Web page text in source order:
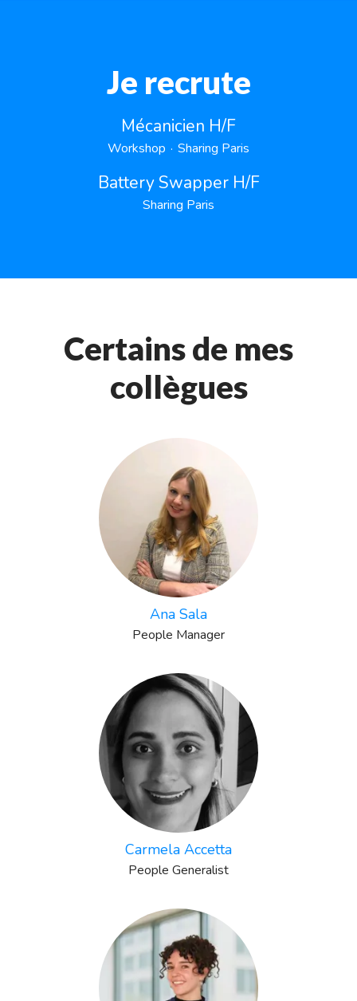
Je recrute
Mécanicien H/F
Workshop · Sharing Paris
Battery Swapper H/F
Sharing Paris
Certains de mes
collègues
Ana Sala
People Manager
Carmela Accetta
People Generalist